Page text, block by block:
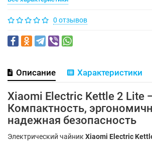
0 отзывов
Описание Характеристики
Xiaomi Electric Kettle 2 Lite
Компактность,
надежная безопасность
Электрический чайник Xiaomi Electric